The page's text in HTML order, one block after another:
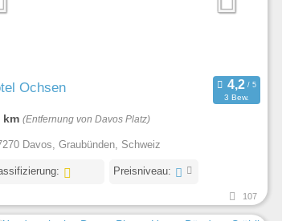
Ochsen
3 Bew.
km (Entfernung von Davos Platz)
Davos, Graubünden, Schweiz
Preisniveau:
107